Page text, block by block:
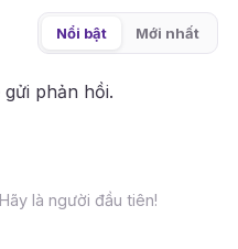
Nổi bật Mới nhất
gửi phản hồi.
là người đầu tiên!